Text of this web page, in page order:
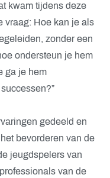
kwam tijdens deze
vraag: Hoe kan je als
zonder een
ondersteun je hem
ga je hem
gedeeld en
bevorderen van de
jeugdspelers van
van de